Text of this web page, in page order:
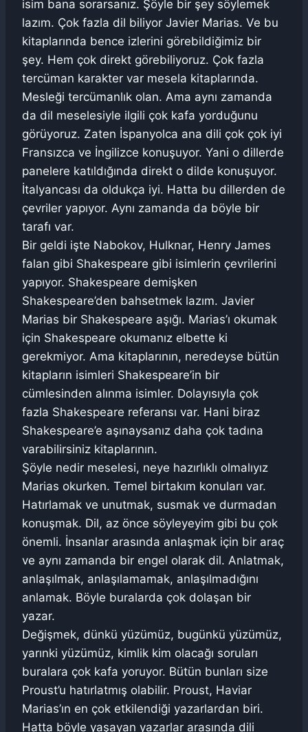
isim bana sorarsanız. Şöyle bir şey söylemek
lazım. Çok fazla dil biliyor Javier Marias. Ve bu
kitaplarında bence izlerini görebildiğimiz bir
şey. Hem çok direkt görebiliyoruz. Çok fazla
tercüman karakter var mesela kitaplarında.
Mesleği tercümanlık olan. Ama aynı zamanda
da dil meselesiyle ilgili çok kafa yorduğunu
görüyoruz. Zaten İspanyolca ana dili çok çok iyi
Fransızca ve İngilizce konuşuyor. Yani o dillerde
panelere katıldığında direkt o dilde konuşuyor.
İtalyancası da oldukça iyi. Hatta bu dillerden de
çevriler yapıyor. Aynı zamanda da böyle bir
tarafı var.
Bir geldi işte Nabokov, Hulknar, Henry James
falan gibi Shakespeare gibi isimlerin çevrilerini
yapıyor. Shakespeare demişken
Shakespeare’den bahsetmek lazım. Javier
Marias bir Shakespeare aşığı. Marias’ı okumak
için Shakespeare okumanız elbette ki
gerekmiyor. Ama kitaplarının, neredeyse bütün
kitapların isimleri Shakespeare’in bir
cümlesinden alınma isimler. Dolayısıyla çok
fazla Shakespeare referansı var. Hani biraz
Shakespeare’e aşınaysanız daha çok tadına
varabilirsiniz kitaplarının.
Şöyle nedir meselesi, neye hazırlıklı olmalıyız
Marias okurken. Temel birtakım konuları var.
Hatırlamak ve unutmak, susmak ve durmadan
konuşmak. Dil, az önce söyleyeyim gibi bu çok
önemli. İnsanlar arasında anlaşmak için bir araç
ve aynı zamanda bir engel olarak dil. Anlatmak,
anlaşılmak, anlaşılamamak, anlaşılmadığını
anlamak. Böyle buralarda çok dolaşan bir
yazar.
Değişmek, dünkü yüzümüz, bugünkü yüzümüz,
yarınki yüzümüz, kimlik kim olacağı soruları
buralara çok kafa yoruyor. Bütün bunları size
Proust’u hatırlatmış olabilir. Proust, Haviar
Marias’ın en çok etkilendiği yazarlardan biri.
Hatta böyle yaşayan yazarlar arasında dili